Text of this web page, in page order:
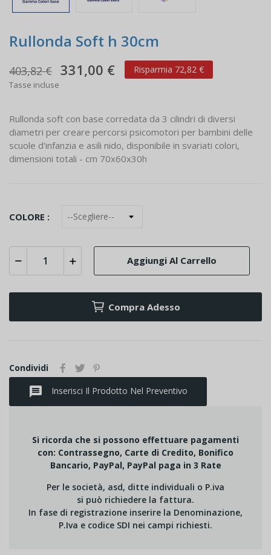
Rullonda Soft h 30cm
403,82 € 331,00 € Risparmia 72,82 €
Tasse incluse
Rullonda soft con base corredata da 3 cilindri di diversi
diametri per creare percorsi psicomotori per bambini delle
scuole d'infanzia e asili nido, disponibile in svariati colori,
dimensioni totali - cm 70x60x30h
COLORE :
Aggiungi Al Carrello
Compra Adesso
Condividi
message Inserisci Il Prodotto Nel Preventivo
Si ricorda che si possono effettuare pagamenti
con: Contrassegno, Carte di Credito, Bonifico
Bancario, PayPal, PayPal paga in 3 Rate
Per le società, asd, ditte individuali o P.iva
si può richiedere la fattura.
In fase di registrazione inserire la Denominazione,
P.Iva e codice SDI nei campi richiesti.